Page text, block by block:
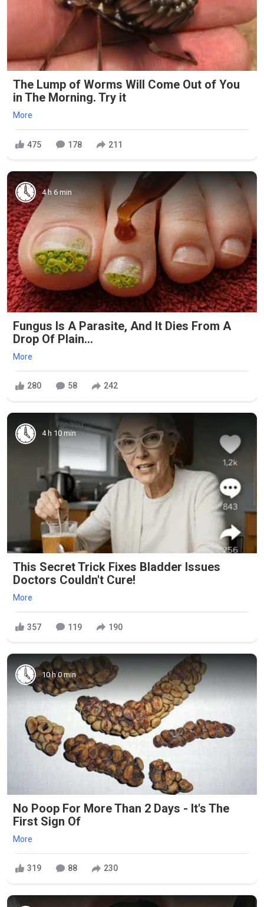
The Lump of Worms Will Come Out of You
in The Morning. Try it
More
475 178 211
4 h 6 min
Fungus Is A Parasite, And It Dies From A
Drop Of Plain...
More
280 58 242
4 h 10 min
This Secret Trick Fixes Bladder Issues
Doctors Couldn't Cure!
More
357 119 190
10 h 0 min
No Poop For More Than 2 Days - It's The
First Sign Of
More
319 88 230